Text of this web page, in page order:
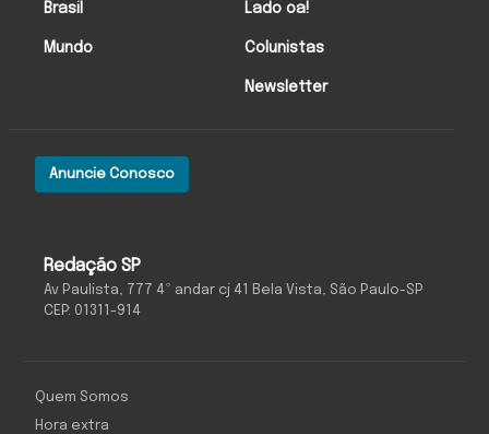
Redação SP
Av Paulista, 777 4º andar cj 41 Bela Vista, São Paulo-SP
CEP: 01311-914
Anuncie Conosco
Brasil
Mundo
Lado oa!
Colunistas
Newsletter
Quem Somos
Hora extra